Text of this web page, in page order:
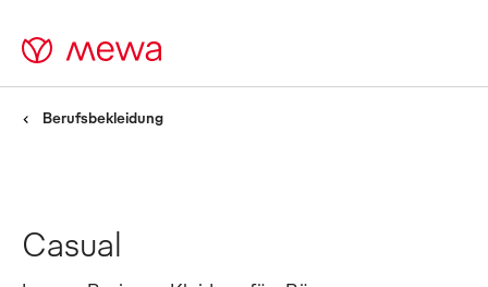
Berufsbekleidung
Casual